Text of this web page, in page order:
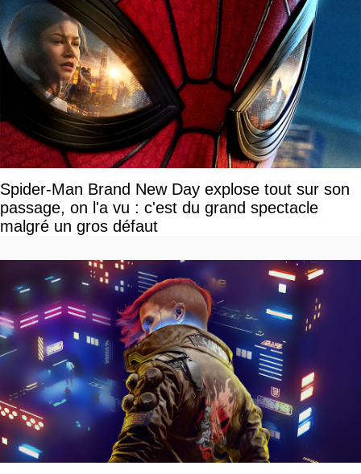
Spider-Man Brand New Day explose tout sur son
passage, on l'a vu : c'est du grand spectacle
malgré un gros défaut